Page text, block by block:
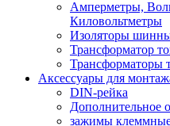
Амперметры,
Киловольтметры
Изоляторы
Трансформатор
Трансформаторы
Аксессуары для
DIN-рейка
Дополнительное
зажимы